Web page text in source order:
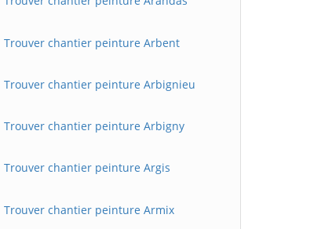
Trouver chantier peinture Arbent
Trouver chantier peinture Arbignieu
Trouver chantier peinture Arbigny
Trouver chantier peinture Argis
Trouver chantier peinture Armix